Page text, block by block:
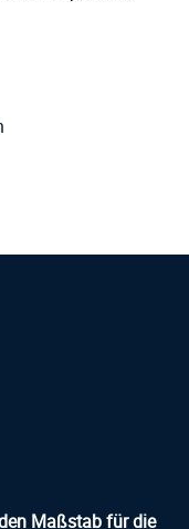
Maßstab für die